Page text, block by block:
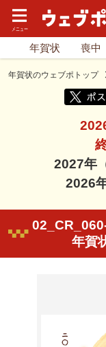
年賀状 喪中
年賀状のウェブポトップ
2027年
2026
年賀